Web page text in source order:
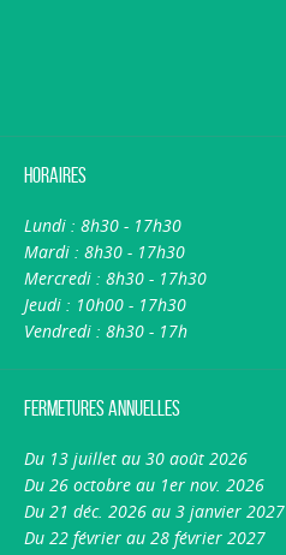
Horaires
Lundi : 8h30 - 17h30
Mardi : 8h30 - 17h30
Mercredi : 8h30 - 17h30
Jeudi : 10h00 - 17h30
Vendredi : 8h30 - 17h
Fermetures annuelles
Du 13 juillet au 30 août 2026
Du 26 octobre au 1er nov. 2026
Du 21 déc. 2026 au 3 janvier 2027
Du 22 février au 28 février 2027